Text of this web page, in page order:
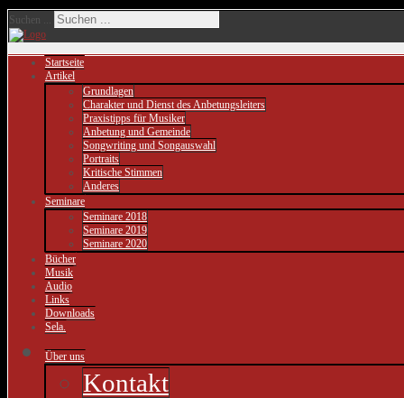
Suchen ...
Startseite
Artikel
Grundlagen
Charakter und Dienst des Anbetungsleiters
Praxistipps für Musiker
Anbetung und Gemeinde
Songwriting und Songauswahl
Portraits
Kritische Stimmen
Anderes
Seminare
Seminare 2018
Seminare 2019
Seminare 2020
Bücher
Musik
Audio
Links
Downloads
Sela.
Über uns
Kontakt